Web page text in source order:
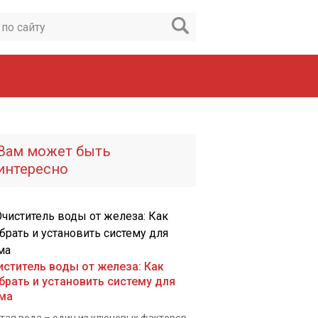
может быть
воды от железа: Как
и установить систему для